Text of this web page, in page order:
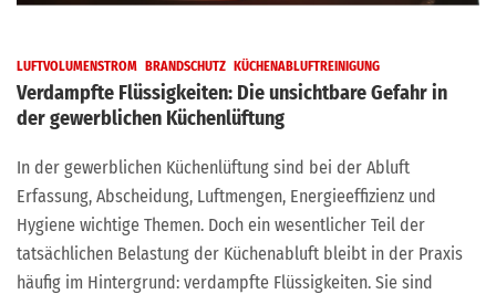
LUFTVOLUMENSTROM BRANDSCHUTZ KÜCHENABLUFTREINIGUNG
Verdampfte Flüssigkeiten: Die unsichtbare Gefahr in
der gewerblichen Küchenlüftung
In der gewerblichen Küchenlüftung sind bei der Abluft
Erfassung, Abscheidung, Luftmengen, Energieeffizienz und
Hygiene wichtige Themen. Doch ein wesentlicher Teil der
tatsächlichen Belastung der Küchenabluft bleibt in der Praxis
häufig im Hintergrund: verdampfte Flüssigkeiten. Sie sind